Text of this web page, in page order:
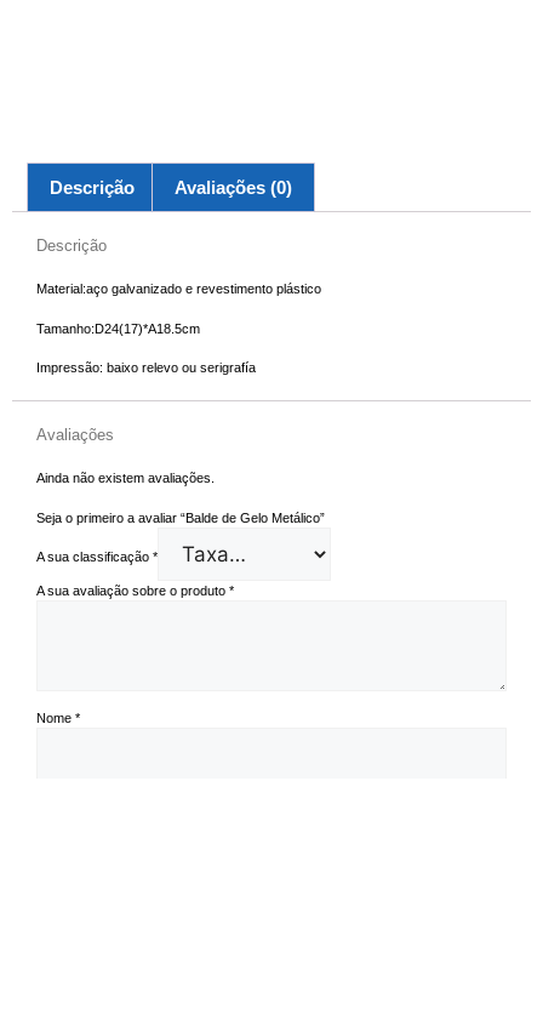
Descrição Avaliações (0)
Descrição
Material:aço galvanizado e revestimento plástico
Tamanho:D24(17)*A18.5cm
Impressão: baixo relevo ou serigrafía
Avaliações
Ainda não existem avaliações.
Seja o primeiro a avaliar “Balde de Gelo Metálico”
A sua classificação *
A sua avaliação sobre o produto *
Nome *